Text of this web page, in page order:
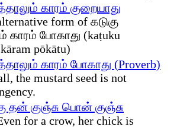
காரம் குறையாது
form of கடுகு
காரம் போகாது (kaṭuku
pōkātu)
காரம் போகாது (Proverb)
the mustard seed is not
தன் குஞ்சு பொன் குஞ்சு
for a crow, her chick is